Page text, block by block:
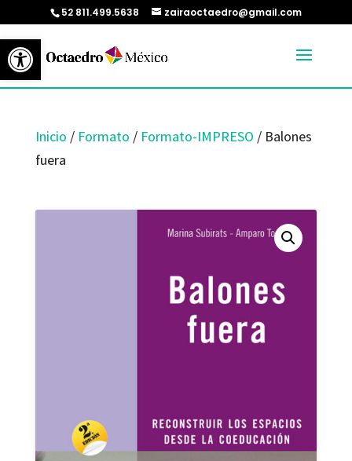
Abrir barra de herramientas
52 811.499.5638 zairaoctaedro@gmail.com
Inicio / Formato / Formato-IMPRESO / Balones
fuera